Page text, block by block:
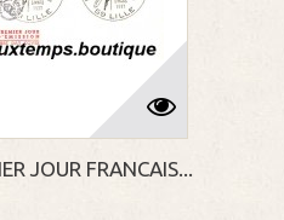
JOUR FRANCAIS...